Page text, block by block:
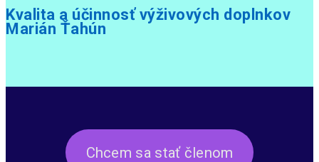
Kvalita a účinnosť výživových doplnkov
Marián Ťahún
Chcem sa stať členom